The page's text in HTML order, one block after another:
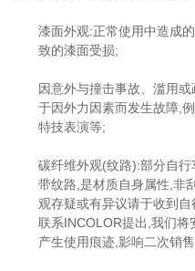
漆面外观:正常使用中造成
致的漆面受损;
因意外与撞击事故、滥用
于因外力因素而发生故障,
特技表演等;
碳纤维外观(纹路):部分自
带纹路,是材质自身属性,非
观存疑或有异议请于收到
联系INCOLOR提出,我们
产生使用痕迹,影响二次销